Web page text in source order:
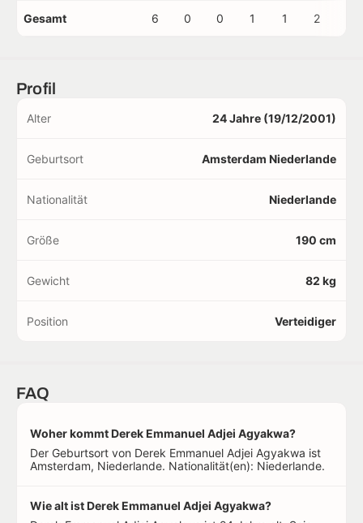
Gesamt 6 0 0 1 1 2
Profil
Alter 24 Jahre (19/12/2001)
Geburtsort Amsterdam Niederlande
Nationalität Niederlande
Größe 190 cm
Gewicht 82 kg
Position Verteidiger
FAQ
Woher kommt Derek Emmanuel Adjei Agyakwa?
Der Geburtsort von Derek Emmanuel Adjei Agyakwa ist
Amsterdam, Niederlande. Nationalität(en): Niederlande.
Wie alt ist Derek Emmanuel Adjei Agyakwa?